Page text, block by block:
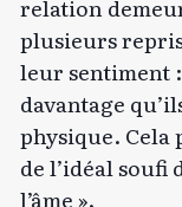
relation
plusieurs
leur sentiment
davantage
physique.
de l’idéal
l’âme ».